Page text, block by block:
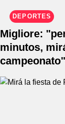
DEPORTES
Migliore:
minutos,